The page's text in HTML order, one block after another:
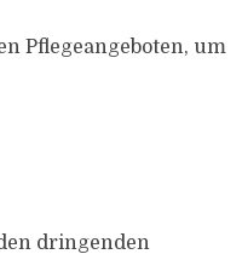
Pflegeangeboten, um
dringenden